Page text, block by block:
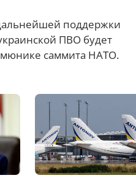
поддержки
ПВО будет
саммита НАТО.